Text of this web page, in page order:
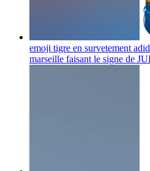
emoji tigre en survetement
marseille faisant le signe de